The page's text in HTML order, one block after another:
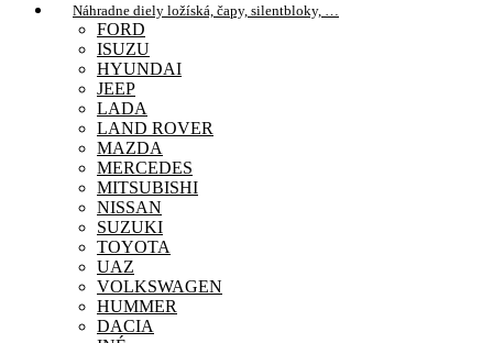
Náhradne diely ložíská, čapy, silentbloky, …
FORD
ISUZU
HYUNDAI
JEEP
LADA
LAND ROVER
MAZDA
MERCEDES
MITSUBISHI
NISSAN
SUZUKI
TOYOTA
UAZ
VOLKSWAGEN
HUMMER
DACIA